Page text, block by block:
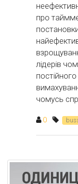
про
лідерів
чомусь
0